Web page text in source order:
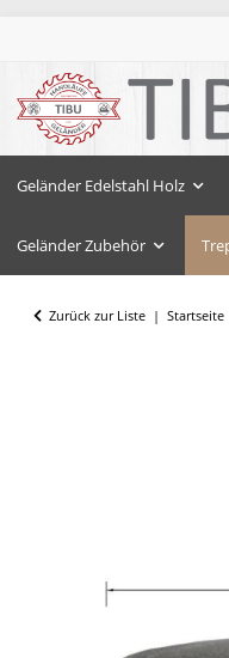
Geländer Edelstahl Holz
Geländer Zubehör
Zurück zur Liste Startseite